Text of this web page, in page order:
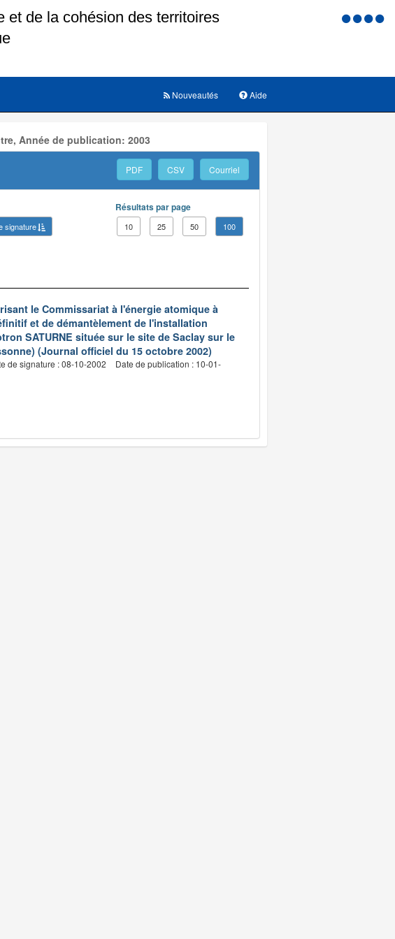
Menu
Aide
Nouveautés
Année de publication: 2003
PDF CSV Courriel
signature
Résultats par page
10 25 50 100
le Commissariat à l'énergie atomique à
et de démantèlement de l'installation
SATURNE située sur le site de Saclay sur le
(Journal officiel du 15 octobre 2002)
de signature : 08-10-2002
Date de publication : 10-01-